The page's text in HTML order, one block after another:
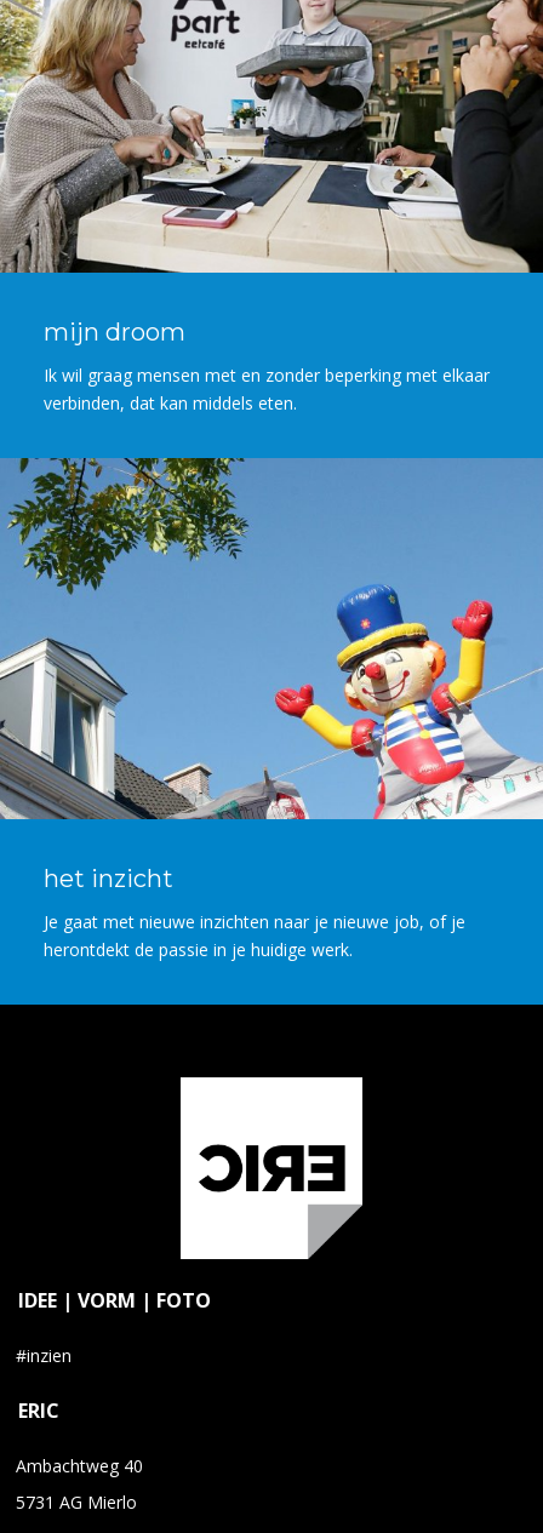
mijn droom
Ik wil graag mensen met en zonder beperking met elkaar
verbinden, dat kan middels eten.
het inzicht
Je gaat met nieuwe inzichten naar je nieuwe job, of je
herontdekt de passie in je huidige werk.
IDEE | VORM | FOTO
#inzien
ERIC
Ambachtweg 40
5731 AG Mierlo